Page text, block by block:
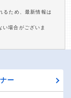
るため、最新情報は
場合がございま
ー